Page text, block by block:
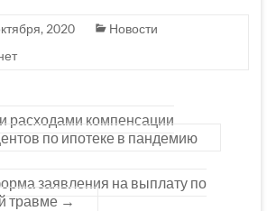
2020
Новости
расходами компенсации
по ипотеке в пандемию
заявления на выплату по
травме →